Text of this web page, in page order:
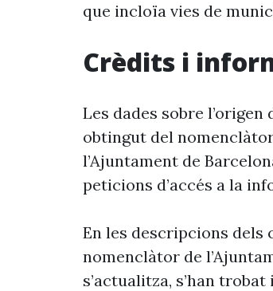
que incloïa vies de
Crèdits i
Les dades sobre l’origen
obtingut del
l’Ajuntament de
peticions d’accés a la
En les descripcions
nomenclàtor de
s’actualitza, s’han